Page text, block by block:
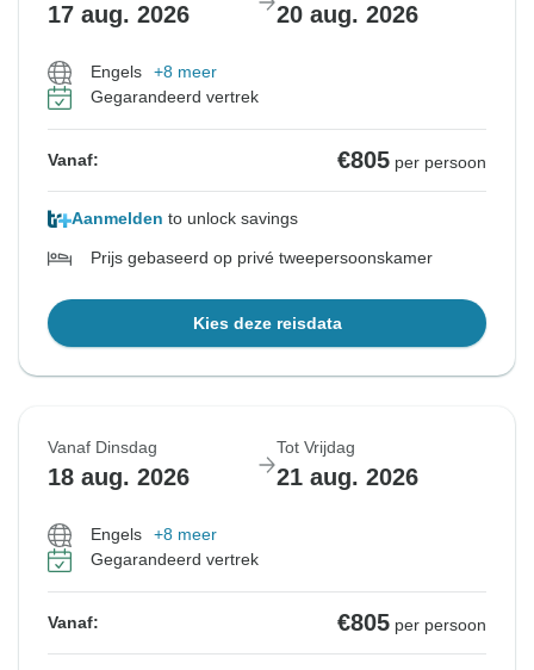
17 aug. 2026 20 aug. 2026
Engels
+8 meer
Gegarandeerd vertrek
Vanaf: €805 per persoon
Aanmelden to unlock savings
Prijs gebaseerd op privé tweepersoonskamer
Kies deze reisdata
Vanaf Dinsdag
18 aug. 2026
Tot Vrijdag
21 aug. 2026
Engels
+8 meer
Gegarandeerd vertrek
Vanaf: €805 per persoon